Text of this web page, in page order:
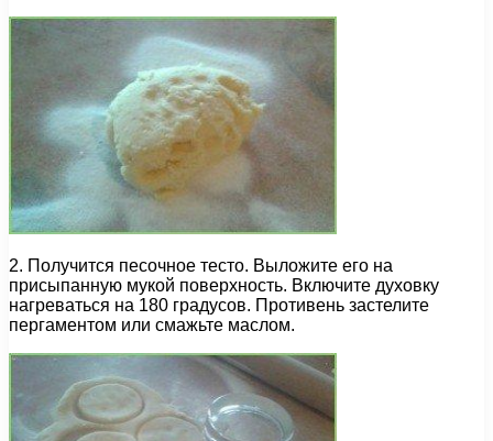
2. Получится песочное тесто. Выложите его на
присыпанную мукой поверхность. Включите духовку
нагреваться на 180 градусов. Противень застелите
пергаментом или смажьте маслом.